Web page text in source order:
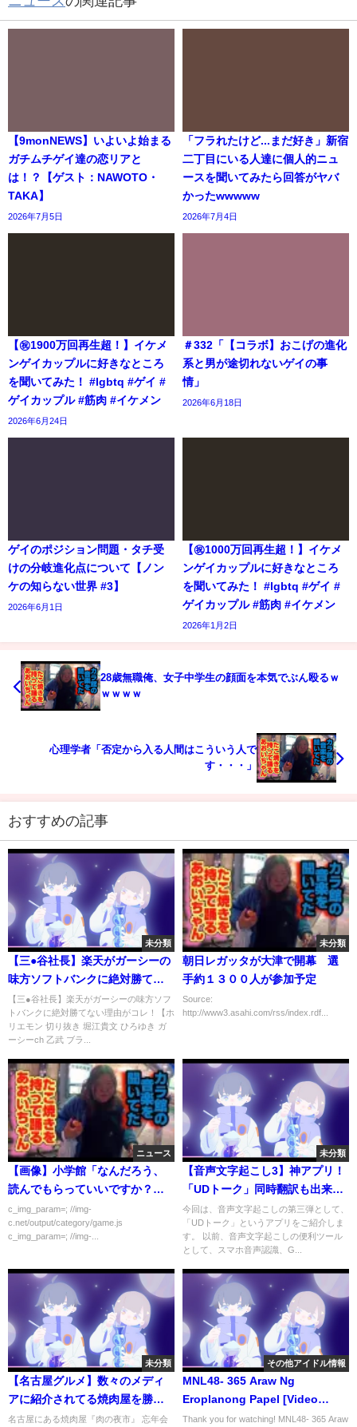
【9monNEWS】いよいよ始まる
ガチムチゲイ達の恋リアと
は！？【ゲスト：NAWOTO・
TAKA】
2026年7月5日
「フラれたけど...まだ好き」新宿
二丁目にいる人達に個人的ニュ
ースを聞いてみたら回答がヤバ
かったwwwww
2026年7月4日
【㊗️1900万回再生超！】イケメ
ンゲイカップルに好きなところ
を聞いてみた！ #lgbtq #ゲイ #
ゲイカップル #筋肉 #イケメン
2026年6月24日
＃332「【コラボ】おこげの進化
系と男が途切れないゲイの事
情」
2026年6月18日
ゲイのポジション問題・タチ受
けの分岐進化点について【ノン
ケの知らない世界 #3】
2026年6月1日
【㊗️1000万回再生超！】イケメ
ンゲイカップルに好きなところ
を聞いてみた！ #lgbtq #ゲイ #
ゲイカップル #筋肉 #イケメン
2026年1月2日
28歳無職俺、女子中学生の顔面を本気でぶん殴るｗ
ｗｗｗｗ
心理学者「否定から入る人間はこういう人で
す・・・」
おすすめの記事
未分類
【三●谷社長】楽天がガーシーの
味方ソフトバンクに絶対勝てな
い理由がコレ！【ホリエモン 切
り抜き 堀江貴文 ひろゆき ガーシ
ーch 乙武 ブラック企業 立花孝
【三●谷社長】楽天がガーシーの味方ソフ
トバンクに絶対勝てない理由がコレ！【ホ
リエモン 切り抜き 堀江貴文 ひろゆき ガ
ーシーch 乙武 ブラ...
未分類
朝日レガッタが大津で開幕 選
手約１３００人が参加予定
Source:
http://www3.asahi.com/rss/index.rdf...
ニュース
【画像】小学館「なんだろう、
読んでもらっていいですか？
笑」
c_img_param=; //img-
c.net/output/category/game.js
c_img_param=; //img-...
未分類
【音声文字起こし3】神アプリ！
「UDトーク」同時翻訳も出来
る！Zoomとの連携で字幕機能
も！！
今回は、音声文字起こしの第三弾として、
「UDトーク」というアプリをご紹介しま
す。 以前、音声文字起こしの便利ツール
として、スマホ音声認識、G...
未分類
【名古屋グルメ】数々のメディ
アに紹介されてる焼肉屋を勝手
に紹介してみた（愛知県のおい
名古屋にある焼肉屋『肉の夜市』 忘年会
その他アイドル情報
MNL48- 365 Araw Ng
Eroplanong Papel [Video
Lyrics]
Thank you for watching! MNL48- 365 Araw